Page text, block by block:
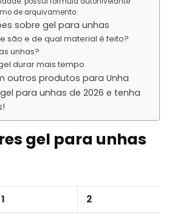
de arquivamento
sobre gel para unhas
são e de qual material é feito?
unhas?
durar mais tempo
outros produtos para Unha
para unhas de 2026 e tenha
gel para unhas
1 2